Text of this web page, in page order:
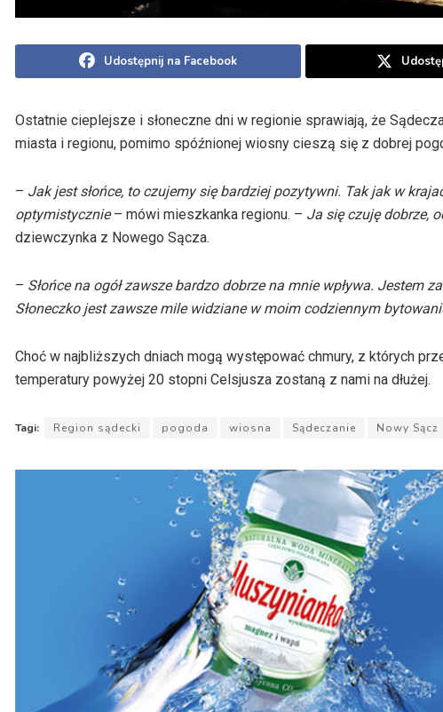
Udostępnij na Facebook
Ostatnie cieplejsze i słoneczne dni w regionie sprawiają, że
miasta i regionu, pomimo spóźnionej wiosny cieszą się z dobrej
– Jak jest słońce, to czujemy się bardziej pozytywni. Tak jak w
optymistycznie– mówi mieszkanka regionu. – Ja się czuję dobrze,
dziewczynka z Nowego Sącza.
– Słońce na ogół zawsze bardzo dobrze na mnie wpływa. Jestem
Słoneczko jest zawsze mile widziane w moim codziennym
Choć w najbliższych dniach mogą występować chmury, z których
temperatury powyżej 20 stopni Celsjusza zostaną z nami na dłużej.
Tagi: Region sądecki pogoda wiosna Sądeczanie Nowy Sącz